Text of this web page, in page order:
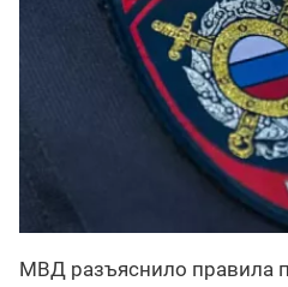
МВД разъяснило правила